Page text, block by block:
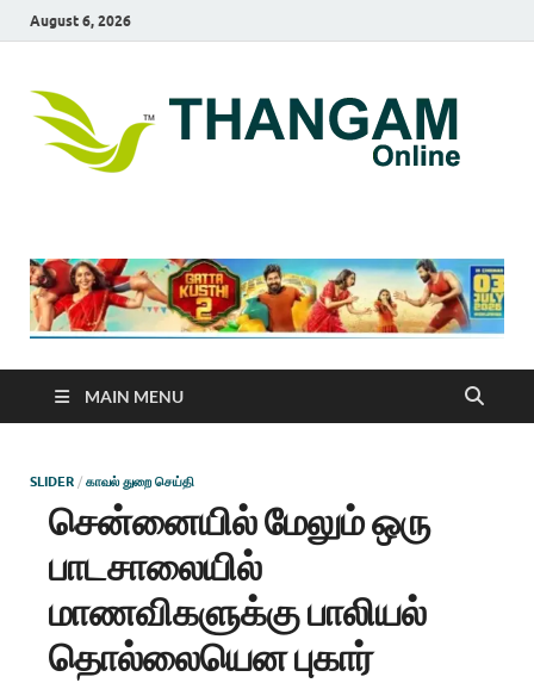
August 6, 2026
MAIN MENU
SLIDER / காவல் துறை செய்தி
சென்னையில் மேலும் ஒரு
பாடசாலையில்
மாணவிகளுக்கு பாலியல்
தொல்லையென புகார்